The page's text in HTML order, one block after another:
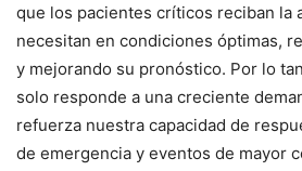
que los pacientes críticos reciban la
necesitan en condiciones óptimas,
y mejorando su pronóstico. Por lo
solo responde a una creciente
refuerza nuestra capacidad de
de emergencia y eventos de mayor